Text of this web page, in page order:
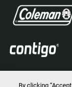
By clicking